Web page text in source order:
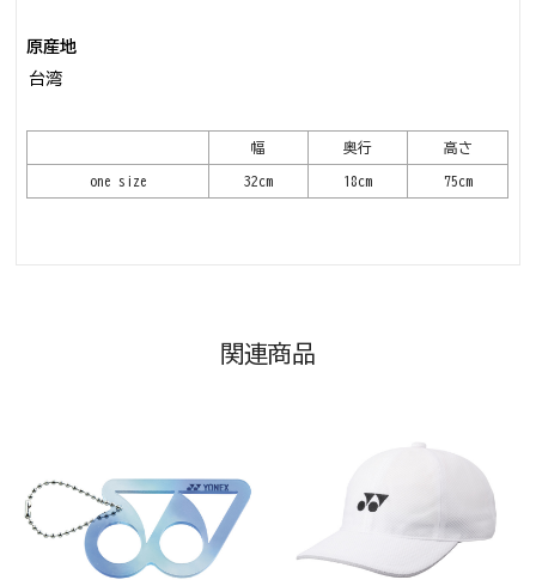
原産地
台湾
幅 奥行 高さ
one size 32cm 18cm 75cm
関連商品